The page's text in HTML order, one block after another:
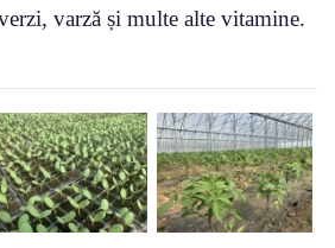
varză și multe alte vitamine.